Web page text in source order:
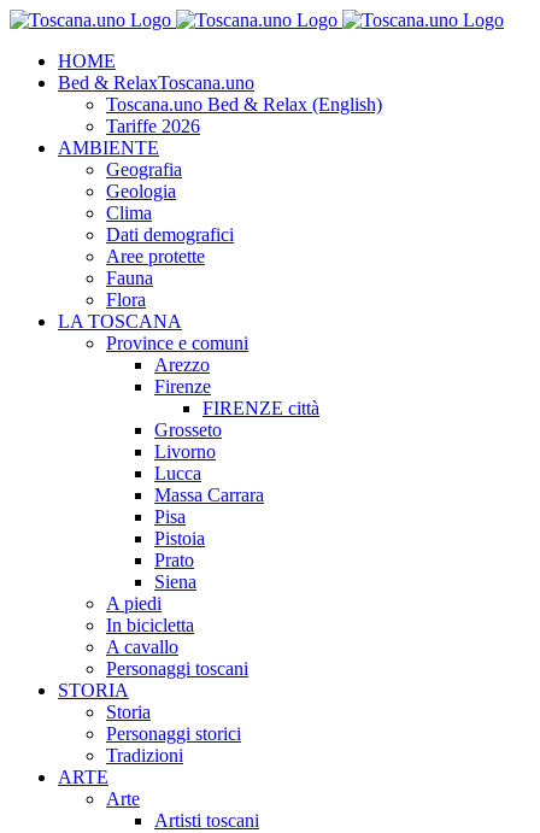
Salta
contenutoHOME
Bed & RelaxToscana.uno
Toscana.uno Bed & Relax (English)
Tariffe 2026
AMBIENTE
Geografia
Geologia
Clima
Dati demografici
Aree protette
Fauna
Flora
LA TOSCANA
Province e comuni
Arezzo
Firenze
FIRENZE città
Grosseto
Livorno
Lucca
Massa Carrara
Pisa
Pistoia
Prato
Siena
A piedi
In bicicletta
A cavallo
Personaggi toscani
STORIA
Storia
Personaggi storici
Tradizioni
ARTE
Arte
Artisti toscani